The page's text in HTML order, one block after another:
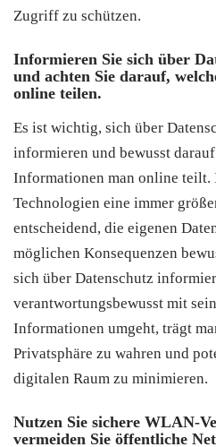
Zugriff zu schützen.
Informieren Sie sich über
und achten Sie darauf,
online teilen.
Es ist wichtig, sich über
informieren und bewusst
Informationen man online teilt.
Technologien eine immer
entscheidend, die eigenen
möglichen Konsequenzen
sich über Datenschutz
verantwortungsbewusst mit
Informationen umgeht, trägt
Privatsphäre zu wahren und
digitalen Raum zu minimieren.
Nutzen Sie sichere WLAN-
vermeiden Sie öffentliche